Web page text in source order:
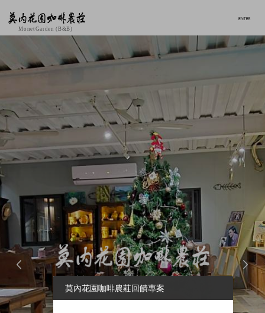
莫內花園咖啡農莊回饋專案